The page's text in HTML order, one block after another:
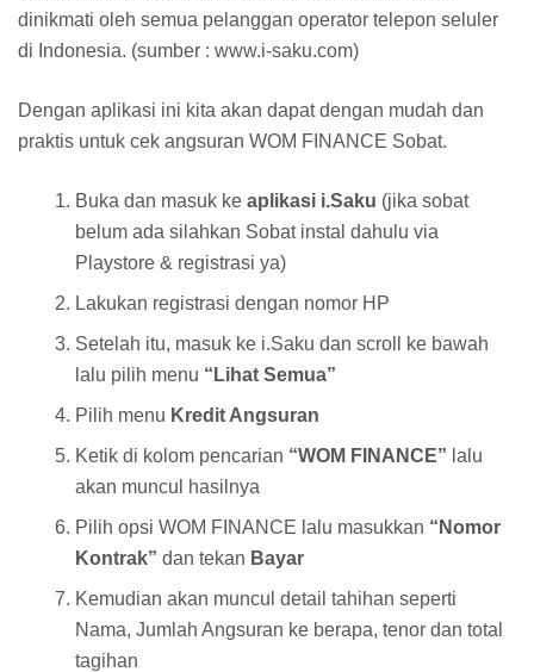
dinikmati oleh semua pelanggan operator telepon seluler
di Indonesia. (sumber : www.i-saku.com)
Dengan aplikasi ini kita akan dapat dengan mudah dan
praktis untuk cek angsuran WOM FINANCE Sobat.
Buka dan masuk ke aplikasi i.Saku (jika sobat
belum ada silahkan Sobat instal dahulu via
Playstore & registrasi ya)
Lakukan registrasi dengan nomor HP
Setelah itu, masuk ke i.Saku dan scroll ke bawah
lalu pilih menu “Lihat Semua”
Pilih menu Kredit Angsuran
Ketik di kolom pencarian “WOM FINANCE” lalu
akan muncul hasilnya
Pilih opsi WOM FINANCE lalu masukkan “Nomor
Kontrak” dan tekan Bayar
Kemudian akan muncul detail tahihan seperti
Nama, Jumlah Angsuran ke berapa, tenor dan total
tagihan